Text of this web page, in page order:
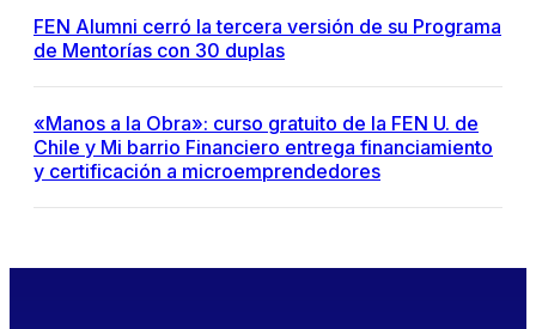
FEN Alumni cerró la tercera versión de su Programa
de Mentorías con 30 duplas
«Manos a la Obra»: curso gratuito de la FEN U. de
Chile y Mi barrio Financiero entrega financiamiento
y certificación a microemprendedores